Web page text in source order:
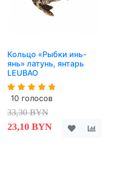
Кольцо «Рыбки инь-
янь» латунь, янтарь
LEUBAO
10 голосов
33,30 BYN
23,10 BYN